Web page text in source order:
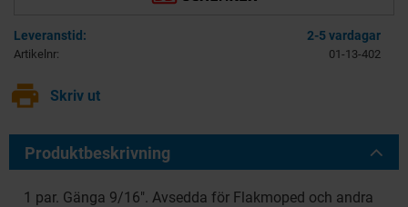
2-5 vardagar
Artikelnr 01-13-402
print Skriv ut
Produktbeskrivning
1 par. Gänga 9/16". Avsedda för Flakmoped och andra